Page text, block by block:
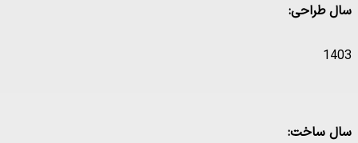
سال طراحی:
1403
سال ساخت: